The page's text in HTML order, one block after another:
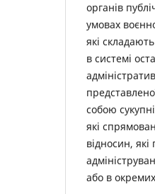
органів
умовах
які
в системі
собою
які
відносин,
або в